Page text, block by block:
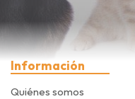
Información
Quiénes somos